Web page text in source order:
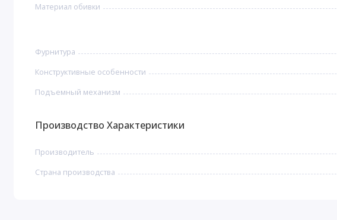
Материал обивки
Фурнитура
Конструктивные особенности
Подъемный механизм
Производство Характеристики
Производитель
Страна производства